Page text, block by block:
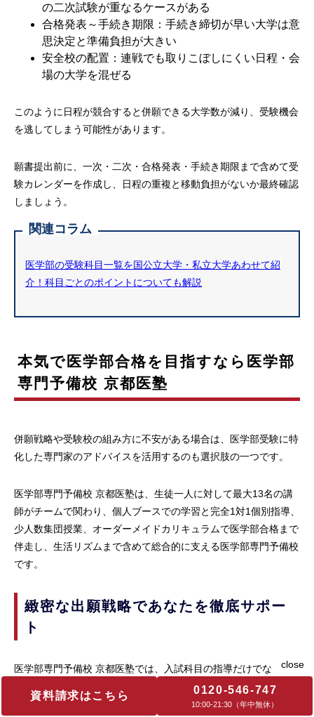
資料請求はこちら 0120-546-747
10:00‐21:30（年中無休）
の二次試験が重なるケースがある
合格発表～手続き期限：手続き締切が早い大学は意
思決定と準備負担が大きい
安全校の配置：連戦でも取りこぼしにくい日程・会
場の大学を混ぜる
このように日程が競合すると併願できる大学数が減り、受験機会
を逃してしまう可能性があります。
願書提出前に、一次・二次・合格発表・手続き期限まで含めて受
験カレンダーを作成し、日程の重複と移動負担がないか最終確認
しましょう。
関連コラム
医学部の受験科目一覧を国公立大学・私立大学あわせて紹
介！科目ごとのポイントについても解説
本気で医学部合格を目指すなら医学部
専門予備校 京都医塾
併願戦略や受験校の組み方に不安がある場合は、医学部受験に特
化した専門家のアドバイスを活用するのも選択肢の一つです。
医学部専門予備校 京都医塾は、生徒一人に対して最大13名の講
師がチームで関わり、個人ブースでの学習と完全1対1個別指導、
少人数集団授業、オーダーメイドカリキュラムで医学部合格まで
伴走し、生活リズムまで含めて総合的に支える医学部専門予備校
です。
緻密な出願戦略であなたを徹底サポー
ト
医学部専門予備校 京都医塾では、入試科目の指導だけでなく、
出願校の選定まで含めた戦略づくりを丁寧に行います。